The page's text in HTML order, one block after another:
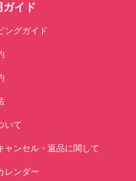
ガイド
ングガイド
いて
ャンセル・返品に関して
レンダー